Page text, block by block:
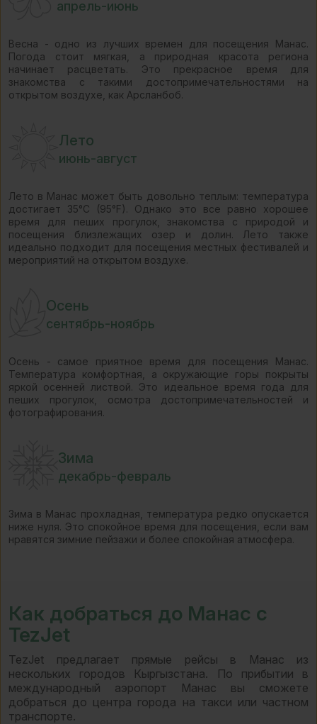
апрель-июнь
Весна - одно из лучших времен для посещения Манас.
Погода стоит мягкая, а природная красота региона
начинает расцветать. Это прекрасное время для
знакомства с такими достопримечательностями на
открытом воздухе, как Арсланбоб.
Лето
июнь-август
Лето в Манас может быть довольно теплым: температура
достигает 35°C (95°F). Однако это все равно хорошее
время для пеших прогулок, знакомства с природой и
посещения близлежащих озер и долин. Лето также
идеально подходит для посещения местных фестивалей и
мероприятий на открытом воздухе.
Осень
сентябрь-ноябрь
Осень - самое приятное время для посещения Манас.
Температура комфортная, а окружающие горы покрыты
яркой осенней листвой. Это идеальное время года для
пеших прогулок, осмотра достопримечательностей и
фотографирования.
Зима
декабрь-февраль
Зима в Манас прохладная, температура редко опускается
ниже нуля. Это спокойное время для посещения, если вам
нравятся зимние пейзажи и более спокойная атмосфера.
Как добраться до Манас с
TezJet
TezJet предлагает прямые рейсы в Манас из
нескольких городов Кыргызстана. По прибытии в
международный аэропорт Манас вы сможете
добраться до центра города на такси или частном
транспорте.